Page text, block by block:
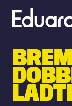
hovedindhold